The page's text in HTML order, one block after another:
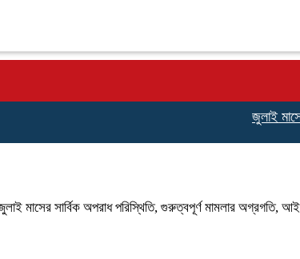
জুলাই মাসের
মাসের সার্বিক অপরাধ পরিস্থিতি, গুরুত্বপূর্ণ মামলার অগ্রগতি,